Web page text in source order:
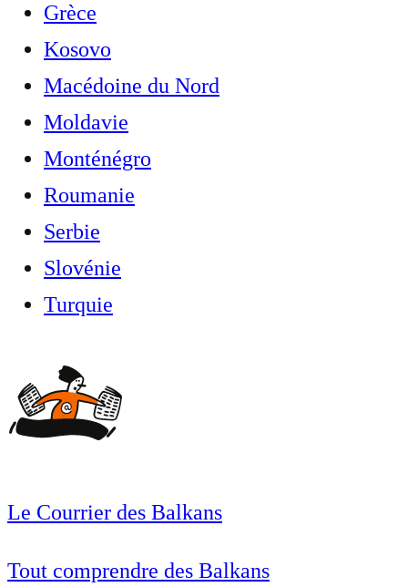
Grèce
Kosovo
Macédoine du Nord
Moldavie
Monténégro
Roumanie
Serbie
Slovénie
Turquie
Le Courrier des Balkans
Tout comprendre des Balkans